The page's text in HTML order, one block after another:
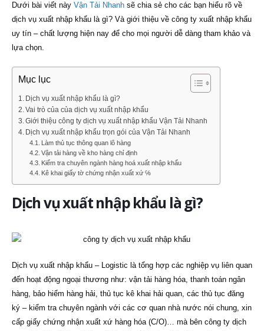
Dưới bài viết này Vận Tải Nhanh sẽ chia sẻ cho các bạn hiểu rõ về
dịch vụ xuất nhập khẩu là gì? Và giới thiệu về công ty xuất nhập khẩu
uy tín – chất lượng hiện nay để cho mọi người dễ dàng tham khảo và
lựa chọn.
Mục lục
Dịch vụ xuất nhập khẩu là gì?
Vai trò của của dịch vụ xuất nhập khẩu
Giới thiệu công ty dịch vụ xuất nhập khẩu Vận Tải Nhanh
Dịch vụ xuất nhập khẩu trọn gói của Vận Tải Nhanh
Làm thủ tục thông quan lô hàng
Vận tải hàng về kho hàng chỉ định
Kiểm tra chuyên ngành hàng hoá xuất nhập khẩu
Kê khai giấy tờ chứng nhận xuất xứ ℅
Dịch vụ xuất nhập khẩu là gì?
Dịch vụ xuất nhập khẩu – Logistic là tổng hợp các nghiệp vụ liên quan
đến hoạt động ngoại thương như: vận tải hàng hóa, thanh toán ngân
hàng, bảo hiểm hàng hải, thủ tục kê khai hải quan, các thủ tục đăng
ký – kiểm tra chuyên ngành với các cơ quan nhà nước nói chung, xin
cấp giấy chứng nhận xuất xứ hàng hóa (C/O)… mà bên công ty dịch